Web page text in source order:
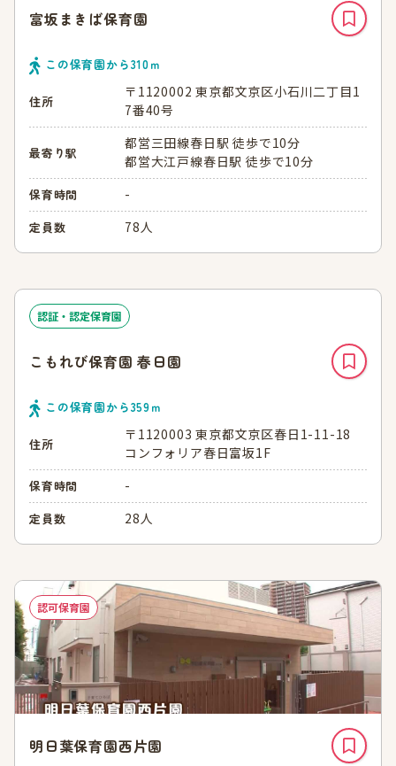
富坂まきば保育園
この保育園から310ｍ
住所
〒1120002 東京都文京区小石川二丁目1
7番40号
最寄り駅
都営三田線春日駅 徒歩で10分
都営大江戸線春日駅 徒歩で10分
保育時間 -
定員数 78人
認証・認定保育園
こもれび保育園 春日園
この保育園から359ｍ
住所
〒1120003 東京都文京区春日1-11-18
コンフォリア春日富坂1F
保育時間 -
定員数 28人
認可保育園
明日葉保育園西片園